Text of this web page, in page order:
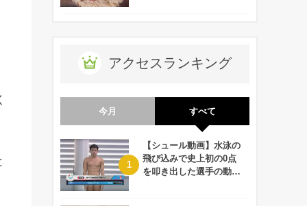
アクセスランキング
今月 すべて
【シュール動画】水泳の
飛び込みで史上初の0点
を叩き出した選手の動画